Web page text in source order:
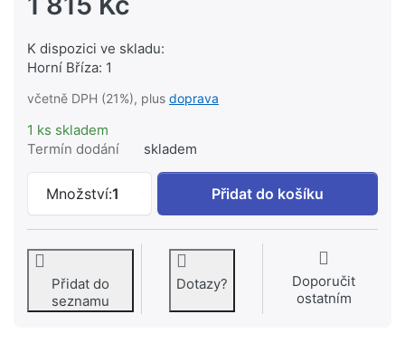
K dispozici ve skladu:
Horní Bříza: 1
včetně DPH (21%), plus doprava
1 ks skladem
Termín dodání
skladem
Množství:1
DORNBRACHT Provzdušňovač
Přidat do košíku
Přidat do
seznamu
Dotazy?
Doporučit
ostatním